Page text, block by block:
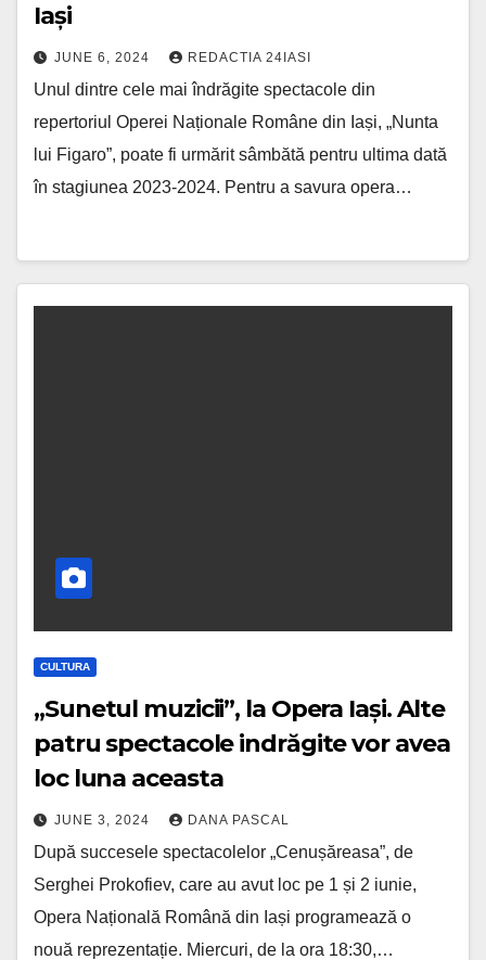
Iași
JUNE 6, 2024 REDACTIA 24IASI
Unul dintre cele mai îndrăgite spectacole din
repertoriul Operei Naționale Române din Iași, „Nunta
lui Figaro”, poate fi urmărit sâmbătă pentru ultima dată
în stagiunea 2023-2024. Pentru a savura opera…
CULTURA
„Sunetul muzicii”, la Opera Iași. Alte
patru spectacole indrăgite vor avea
loc luna aceasta
JUNE 3, 2024 DANA PASCAL
După succesele spectacolelor „Cenușăreasa”, de
Serghei Prokofiev, care au avut loc pe 1 și 2 iunie,
Opera Națională Română din Iași programează o
nouă reprezentație. Miercuri, de la ora 18:30,…